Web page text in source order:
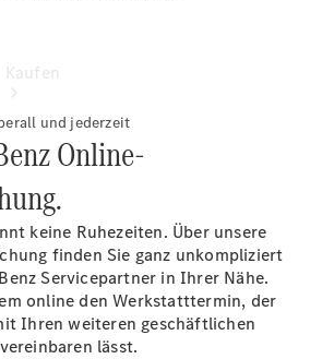
Übersicht
Gebrauchtwagensuche
Junge
Sterne
Digitale
und jederzeit
Online-
keine Ruhezeiten. Über unsere
finden Sie ganz unkompliziert
Servicepartner in Ihrer Nähe.
online den Werkstatttermin, der
Ihren weiteren geschäftlichen
lässt.